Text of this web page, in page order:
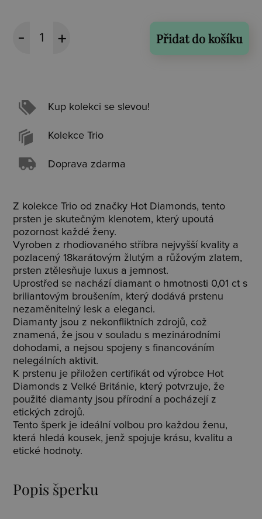
Přidat do košíku
Kup kolekci se slevou!
Kolekce Trio
Doprava zdarma
Z kolekce Trio od značky Hot Diamonds, tento
prsten je skutečným klenotem, který upoutá
pozornost každé ženy.
Vyroben z rhodiovaného stříbra nejvyšší kvality a
pozlacený 18karátovým žlutým a růžovým zlatem,
prsten ztělesňuje luxus a jemnost.
Uprostřed se nachází diamant o hmotnosti 0,01 ct s
briliantovým broušením, který dodává prstenu
nezaměnitelný lesk a eleganci.
Diamanty jsou z nekonfliktních zdrojů, což
znamená, že jsou v souladu s mezinárodními
dohodami, a nejsou spojeny s financováním
nelegálních aktivit.
K prstenu je přiložen certifikát od výrobce Hot
Diamonds z Velké Británie, který potvrzuje, že
použité diamanty jsou přírodní a pocházejí z
etických zdrojů.
Tento šperk je ideální volbou pro každou ženu,
která hledá kousek, jenž spojuje krásu, kvalitu a
etické hodnoty.
Popis šperku